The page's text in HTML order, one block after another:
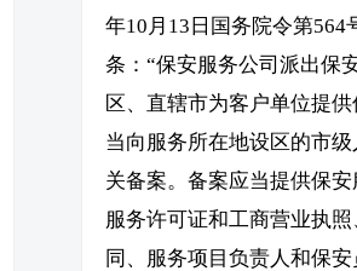
年10月13日国务院令第564
条：“保安服务公司派出保
区、直辖市为客户单位提
当向服务所在地设区的市
关备案。备案应当提供保
服务许可证和工商营业执
同、服务项目负责人和保